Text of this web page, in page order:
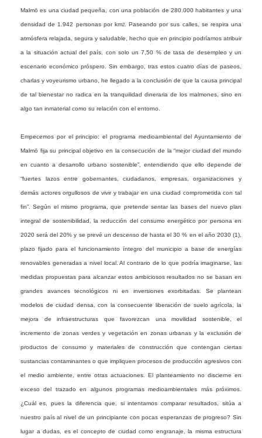
Malmö es una ciudad pequeña, con una población de 280.000 habitantes y una
densidad de 1.942 personas por km2. Paseando por sus calles, se respira una
atmósfera relajada, segura y saludable, hecho que en principio podríamos atribuir
a la situación actual del país, con solo un 7,50 % de tasa de desempleo y un
escenario económico próspero. Sin embargo, tras estos cuatro días de paseos,
charlas y voyeurismo urbano, he llegado a la conclusión de que la causa principal
de tal bienestar no radica en la tranquilidad dineraria de los malmones, sino en
algo tan inmaterial como su relación con el entorno.
Empecemos por el principio: el programa medioambiental del Ayuntamiento de
Malmö fija su principal objetivo en la consecución de la “mejor ciudad del mundo
en cuanto a desarrollo urbano sostenible”, entendiendo que ello depende de
“fuertes lazos entre gobernantes, ciudadanos, empresas, organizaciones y
demás actores orgullosos de vivir y trabajar en una ciudad comprometida con tal
fin”. Según el mismo programa, que pretende sentar las bases del nuevo plan
integral de sostenibilidad, la reducción del consumo energético por persona en
2020 será del 20% y se prevé un descenso de hasta el 30 % en el año 2030 (1),
plazo fijado para el funcionamiento íntegro del municipio a base de energías
renovables generadas a nivel local. Al contrario de lo que podría imaginarse, las
medidas propuestas para alcanzar estos ambiciosos resultados no se basan en
grandes avances tecnológicos ni en inversiones exorbitadas. Se plantean
modelos de ciudad densa, con la consecuente liberación de suelo agrícola, la
mejora de infraestructuras que favorezcan una movilidad sostenible, el
incremento de zonas verdes y vegetación en zonas urbanas y la exclusión de
productos de consumo y materiales de construcción que contengan ciertas
sustancias contaminantes o que impliquen procesos de producción agresivos con
el medio ambiente, entre otras actuaciones. El planteamiento no discierne en
exceso del trazado en algunos programas medioambientales más próximos.
¿Cuál es, pues la diferencia que, si intentamos comparar resultados, sitúa a
nuestro país al nivel de un principiante con pocas esperanzas de progreso? Sin
lugar a dudas, es el concepto de ciudad como engranaje, la misma estructura